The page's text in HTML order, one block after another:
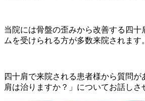
当院には骨盤の歪みから改善する四十
ムを受けられる方が多数来院されます。
四十肩で来院される患者様から質問
肩は治りますか？」についてお話しさ